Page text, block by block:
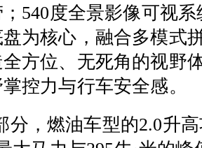
540度全景影像可视
为核心，融合多模式
方位、无死角的视野
控力与行车安全感。
分，燃油车型的2.0升